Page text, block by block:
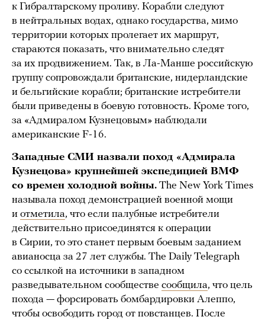
к Гибралтарскому проливу. Корабли следуют
в нейтральных водах, однако государства, мимо
территории которых пролегает их маршрут,
стараются показать, что внимательно следят
за их продвижением. Так, в Ла-Манше российскую
группу сопровождали британские, нидерландские
и бельгийские корабли; британские истребители
были приведены в боевую готовность. Кроме того,
за «Адмиралом Кузнецовым» наблюдали
американские F-16.
Западные СМИ назвали поход «Адмирала
Кузнецова» крупнейшей экспедицией ВМФ
со времен холодной войны. The New York Times
называла поход демонстрацией военной мощи
и отметила, что если палубные истребители
действительно присоединятся к операции
в Сирии, то это станет первым боевым заданием
авианосца за 27 лет службы. The Daily Telegraph
со ссылкой на источники в западном
разведывательном сообществе сообщила, что цель
похода — форсировать бомбардировки Алеппо,
чтобы освободить город от повстанцев. После